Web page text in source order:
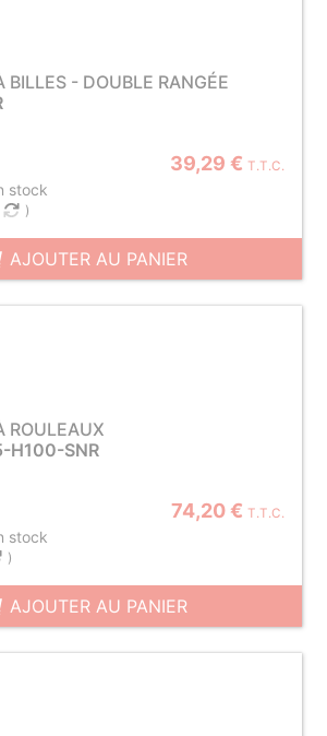
BILLES - DOUBLE RANGÉE
39,29 € T.T.C.
stock
)
AJOUTER AU PANIER
ROULEAUX
SNR
74,20 € T.T.C.
stock
)
AJOUTER AU PANIER